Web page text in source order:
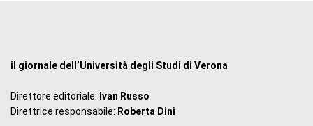
il giornale dell’Università degli Studi di Verona
Direttore editoriale: Ivan Russo
Direttrice responsabile: Roberta Dini